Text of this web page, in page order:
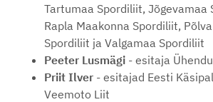
Tartumaa Spordiliit, Jõgevamaa
Rapla Maakonna Spordiliit,
Spordiliit ja Valgamaa Spordiliit
Peeter Lusmägi - esitaja
Priit Ilver - esitajad Eesti
Veemoto Liit